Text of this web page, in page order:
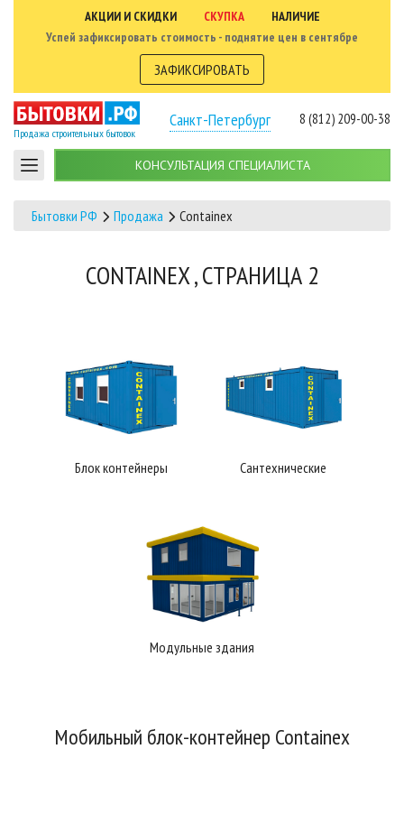
АКЦИИ И СКИДКИ СКУПКА
НАЛИЧИЕ
Успей зафиксировать стоимость - поднятие цен в сентябре
ЗАФИКСИРОВАТЬ
Продажа строительных бытовок
Санкт-Петербург 8 (812) 209-00-38
КОНСУЛЬТАЦИЯ СПЕЦИАЛИСТА
Бытовки РФ Продажа Containex
CONTAINEX , СТРАНИЦА 2
Блок контейнеры Сантехнические
Модульные здания
Мобильный блок-контейнер Containex